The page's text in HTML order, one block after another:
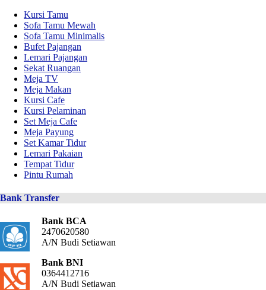
Kursi Tamu
Sofa Tamu Mewah
Sofa Tamu Minimalis
Bufet Pajangan
Lemari Pajangan
Sekat Ruangan
Meja TV
Meja Makan
Kursi Cafe
Kursi Pelaminan
Set Meja Cafe
Meja Payung
Set Kamar Tidur
Lemari Pakaian
Tempat Tidur
Pintu Rumah
Bank Transfer
Bank BCA
2470620580
A/N Budi Setiawan
Bank BNI
0364412716
A/N Budi Setiawan